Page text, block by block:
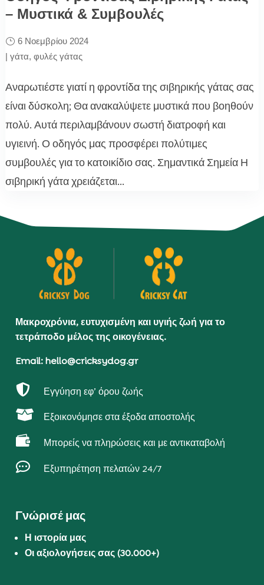
– Μυστικά & Συμβουλές
6 Νοεμβρίου 2024
| γάτα, φυλές γάτας
Αναρωτιέστε γιατί η φροντίδα της σιβηρικής γάτας σας
είναι δύσκολη; Θα ανακαλύψετε μυστικά που βοηθούν
πολύ. Αυτά περιλαμβάνουν σωστή διατροφή και
υγιεινή. Ο οδηγός μας προσφέρει πολύτιμες
συμβουλές για το κατοικίδιο σας. Σημαντικά Σημεία Η
σιβηρική γάτα χρειάζεται...
Μακροχρόνια, ευτυχισμένη και υγιής ζωή για το
τετράποδο μέλος της οικογένειας.
Email: hello@cricksydog.gr
 Εγγύηση εφ’ όρου ζωής
 Εξοικονόμησε στα έξοδα αποστολής
 Μπορείς να πληρώσεις και με αντικαταβολή
 Εξυπηρέτηση πελατών 24/7
Γνώρισέ μας
Η ιστορία μας
Οι αξιολογήσεις σας (30.000+)